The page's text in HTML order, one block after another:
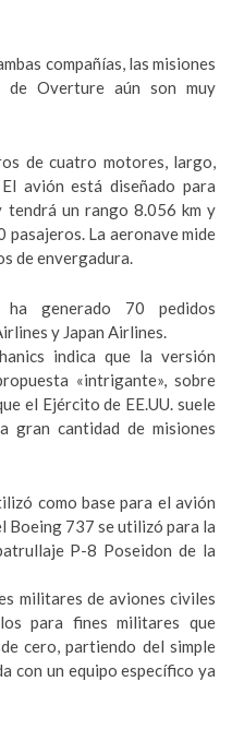
compañías, las misiones
Overture aún son muy
de cuatro motores, largo,
avión está diseñado para
un rango 8.056 km y
La aeronave mide
de envergadura.
generado 70 pedidos
y Japan Airlines.
indica que la versión
«intrigante», sobre
el Ejército de EE.UU. suele
gran cantidad de misiones
como base para el avión
Boeing 737 se utilizó para la
P-8 Poseidon de la
militares de aviones civiles
para fines militares que
cero, partiendo del simple
con un equipo específico ya